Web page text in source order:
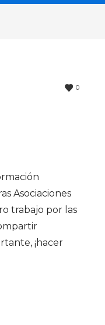
0
Asociaciones
trabajo por las
¡hacer